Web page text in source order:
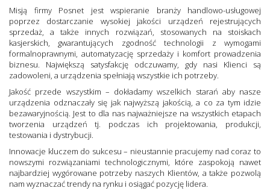
Misją firmy Posnet jest wspieranie branży handlowo-usługowej
poprzez dostarczanie wysokiej jakości urządzeń rejestrujących
sprzedaż, a także innych rozwiązań, stosowanych na stoiskach
kasjerskich, gwarantujących zgodność technologii z wymogami
formalnoprawnymi, automatyzację sprzedaży i komfort prowadzenia
biznesu. Największą satysfakcję odczuwamy, gdy nasi Klienci są
zadowoleni, a urządzenia spełniają wszystkie ich potrzeby.
Jakość przede wszystkim – dokładamy wszelkich starań aby nasze
urządzenia odznaczały się jak najwyższą jakością, a co za tym idzie
bezawaryjnością. Jest to dla nas najważniejsze na wszystkich etapach
tworzenia urządzeń tj. podczas ich projektowania, produkcji,
testowania i dystrybucji.
Innowacje kluczem do sukcesu – nieustannie pracujemy nad coraz to
nowszymi rozwiązaniami technologicznymi, które zaspokoją nawet
najbardziej wygórowane potrzeby naszych Klientów, a także pozwolą
nam wyznaczać trendy na rynku i osiągać pozycję lidera.